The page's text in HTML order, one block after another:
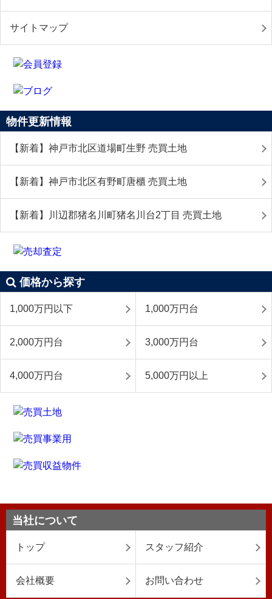
サイトマップ
物件更新情報
【新着】神戸市北区道場町生野 売買土地
【新着】神戸市北区有野町唐櫃 売買土地
【新着】川辺郡猪名川町猪名川台2丁目 売買土地
価格から探す
1,000万円以下 1,000万円台
2,000万円台 3,000万円台
4,000万円台 5,000万円以上
当社について
トップ スタッフ紹介
会社概要 お問い合わせ